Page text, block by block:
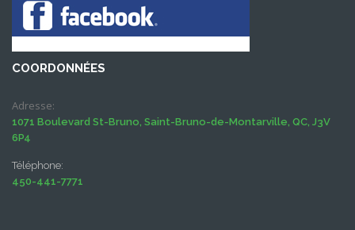
COORDONNÉES
Adresse:
1071 Boulevard St-Bruno, Saint-Bruno-de-Montarville, QC, J3V
6P4
Téléphone:
450-441-7771